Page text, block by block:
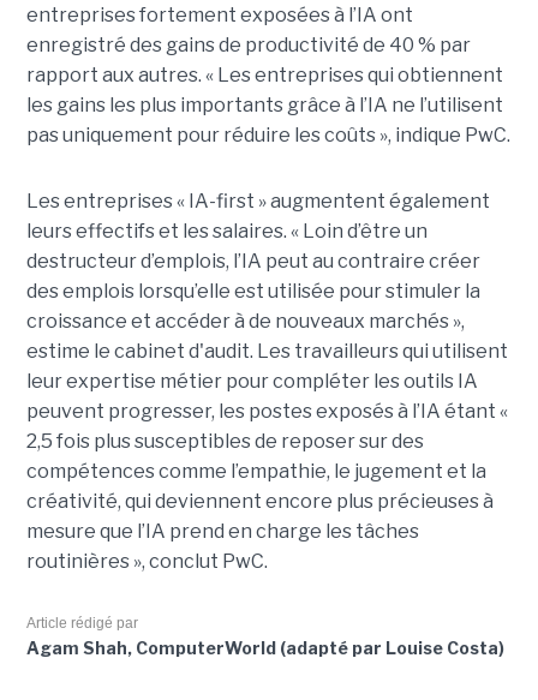
entreprises fortement exposées à l’IA ont
enregistré des gains de productivité de 40 % par
rapport aux autres. « Les entreprises qui obtiennent
les gains les plus importants grâce à l’IA ne l’utilisent
pas uniquement pour réduire les coûts », indique PwC.
Les entreprises « IA-first » augmentent également
leurs effectifs et les salaires. « Loin d’être un
destructeur d’emplois, l’IA peut au contraire créer
des emplois lorsqu’elle est utilisée pour stimuler la
croissance et accéder à de nouveaux marchés »,
estime le cabinet d'audit. Les travailleurs qui utilisent
leur expertise métier pour compléter les outils IA
peuvent progresser, les postes exposés à l’IA étant «
2,5 fois plus susceptibles de reposer sur des
compétences comme l’empathie, le jugement et la
créativité, qui deviennent encore plus précieuses à
mesure que l’IA prend en charge les tâches
routinières », conclut PwC.
Article rédigé par
Agam Shah, ComputerWorld (adapté par Louise Costa)